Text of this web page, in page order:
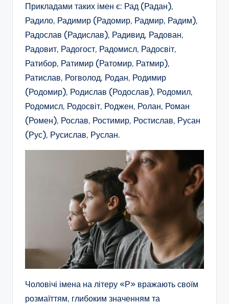
Прикладами таких імен є: Рад (Радан),
Радило, Радимир (Радомир, Радмир, Радим),
Радослав (Радислав), Радивид, Радован,
Радовит, Радогост, Радомисл, Радосвіт,
Ратибор, Ратимир (Ратомир, Ратмир),
Ратислав, Рогволод, Родан, Родимир
(Родомир), Родислав (Родослав), Родомил,
Родомисл, Родосвіт, Роджен, Ролан, Роман
(Ромен), Рослав, Ростимир, Ростислав, Русан
(Рус), Русислав, Руслан.
Чоловічі імена на літеру «Р» вражають своїм
розмаїттям, глибоким значенням та